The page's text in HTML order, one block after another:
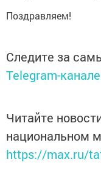
Поздравляем!
Следите за
Telegram-канале
Читайте
национальном
https://max.ru/